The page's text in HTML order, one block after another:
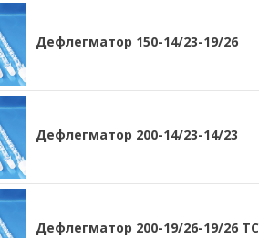
Дефлегматор 150-14/23-19/26
Дефлегматор 200-14/23-14/23
Дефлегматор 200-19/26-19/26 ТС